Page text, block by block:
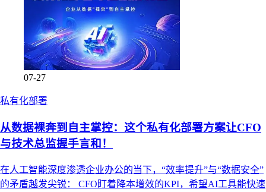
07-27
私有化部署
从数据裸奔到自主掌控：这个私有化部署方案让CFO
与技术总监握手言和！
在人工智能深度渗透企业办公的当下，“效率提升”与“数据安全”
的矛盾越发尖锐： CFO盯着降本增效的KPI，希望AI工具能快速